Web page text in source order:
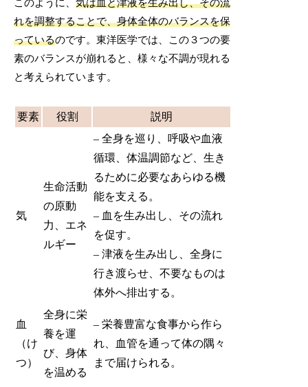
このように、気は血と津液を生み出し、その流
れを調整することで、身体全体のバランスを保
っているのです。東洋医学では、この３つの要
素のバランスが崩れると、様々な不調が現れる
と考えられています。
要素 役割 説明
気
生命活動
の原動
力、エネ
ルギー
– 全身を巡り、呼吸や血液
循環、体温調節など、生き
るために必要なあらゆる機
能を支える。
– 血を生み出し、その流れ
を促す。
– 津液を生み出し、全身に
行き渡らせ、不要なものは
体外へ排出する。
血
（け
つ）
全身に栄
養を運
び、身体
を温める
– 栄養豊富な食事から作ら
れ、血管を通って体の隅々
まで届けられる。